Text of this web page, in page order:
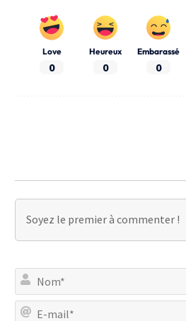
Love
0
Heureux
0
Embarassé
0